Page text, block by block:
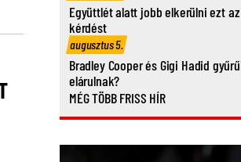
Együttlét alatt jobb elkerülni ezt
kérdést
augusztus 5.
Bradley Cooper és Gigi Hadid
elárulnak?
MÉG TÖBB FRISS HÍR